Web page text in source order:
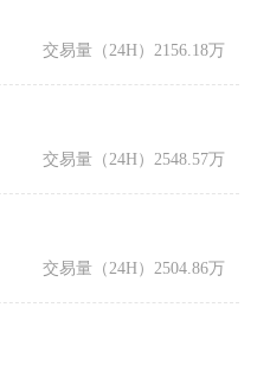
交易量（24H） 2156.18万
交易量（24H） 2548.57万
交易量（24H） 2504.86万